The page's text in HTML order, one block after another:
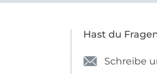
Hast du
Schreibe